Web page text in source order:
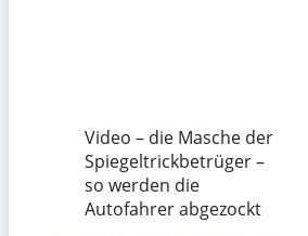
Video – die Masche der
Spiegeltrickbetrüger –
so werden die
Autofahrer abgezockt